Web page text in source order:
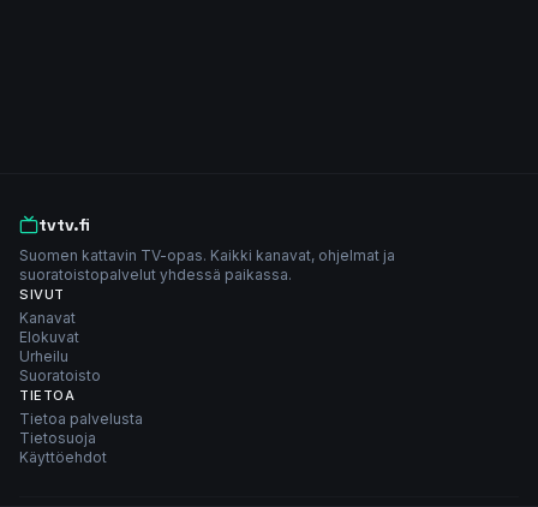
tvtv.fi
Suomen kattavin TV-opas. Kaikki kanavat, ohjelmat ja
suoratoistopalvelut yhdessä paikassa.
SIVUT
Kanavat
Elokuvat
Urheilu
Suoratoisto
TIETOA
Tietoa palvelusta
Tietosuoja
Käyttöehdot